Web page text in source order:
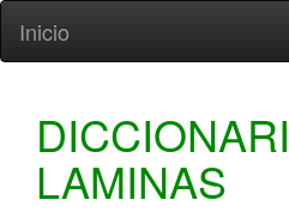
Inicio
LAMINAS